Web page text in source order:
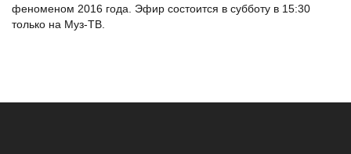
феноменом 2016 года. Эфир состоится в субботу в 15:30
только на Муз-ТВ.